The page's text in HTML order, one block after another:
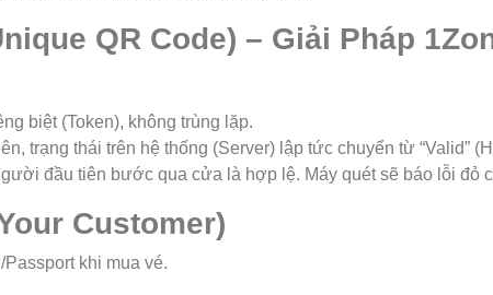
QR Code) – Giải Pháp
biệt (Token), không trùng lặp.
trạng thái trên hệ thống (Server) lập tức chuyển từ “Valid”
đầu tiên bước qua cửa là hợp lệ. Máy quét sẽ báo lỗi đỏ
Customer)
khi mua vé.